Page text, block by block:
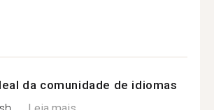
da comunidade de idiomas